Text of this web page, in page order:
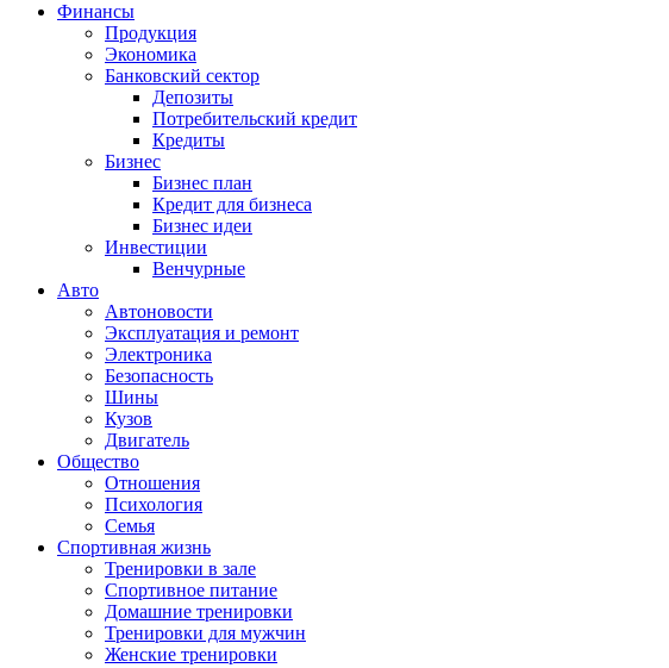
Финансы
Продукция
Экономика
Банковский сектор
Депозиты
Потребительский кредит
Кредиты
Бизнес
Бизнес план
Кредит для бизнеса
Бизнес идеи
Инвестиции
Венчурные
Авто
Автоновости
Эксплуатация и ремонт
Электроника
Безопасность
Шины
Кузов
Двигатель
Общество
Отношения
Психология
Семья
Спортивная жизнь
Тренировки в зале
Спортивное питание
Домашние тренировки
Тренировки для мужчин
Женские тренировки